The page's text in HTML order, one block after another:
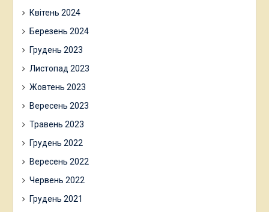
Квітень 2024
Березень 2024
Грудень 2023
Листопад 2023
Жовтень 2023
Вересень 2023
Травень 2023
Грудень 2022
Вересень 2022
Червень 2022
Грудень 2021